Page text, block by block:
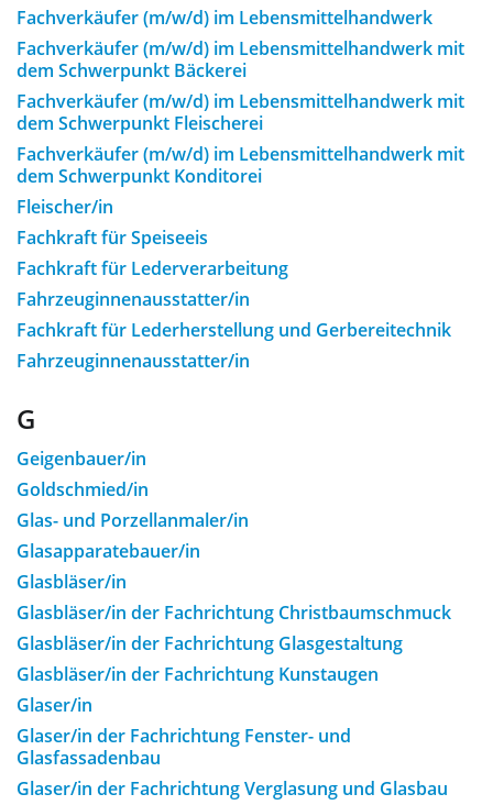
Fachverkäufer (m/w/d) im Lebensmittelhandwerk
Fachverkäufer (m/w/d) im Lebensmittelhandwerk mit
dem Schwerpunkt Bäckerei
Fachverkäufer (m/w/d) im Lebensmittelhandwerk mit
dem Schwerpunkt Fleischerei
Fachverkäufer (m/w/d) im Lebensmittelhandwerk mit
dem Schwerpunkt Konditorei
Fleischer/in
Fachkraft für Speiseeis
Fachkraft für Lederverarbeitung
Fahrzeuginnenausstatter/in
Fachkraft für Lederher­stellung und Gerbereitechnik
Fahrzeuginnenausstatter/in
G
Geigenbauer/in
Goldschmied/in
Glas- und Porzellanmaler/in
Glasapparatebauer/in
Glasbläser/in
Glasbläser/in der Fachrichtung Christbaumschmuck
Glasbläser/in der Fachrichtung Glasgestaltung
Glasbläser/in der Fachrichtung Kunstaugen
Glaser/in
Glaser/in der Fachrichtung Fenster- und
Glasfassadenbau
Glaser/in der Fachrichtung Verglasung und Glasbau